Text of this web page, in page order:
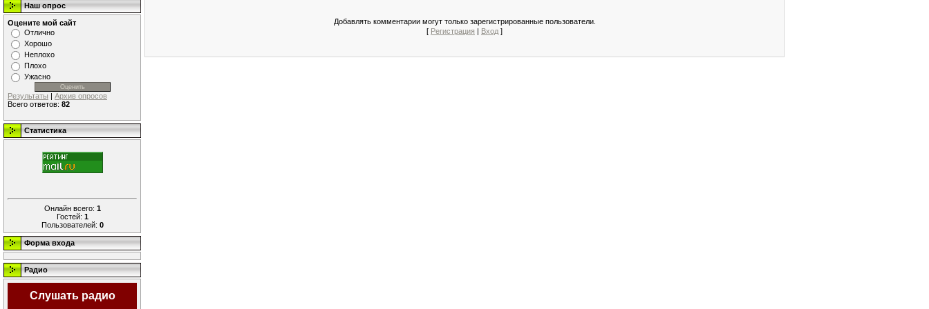
Наш опрос
Оцените мой сайт
Отлично
Хорошо
Неплохо
Плохо
Ужасно
Результаты | Архив опросов
Всего ответов: 82
Статистика
Онлайн всего: 1
Гостей: 1
Пользователей: 0
Форма входа
Радио
Слушать радио
Добавлять комментарии могут только зарегистрированные пользователи.
[ Регистрация | Вход ]